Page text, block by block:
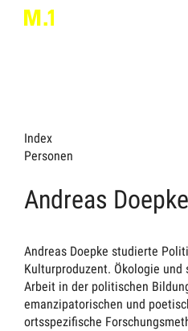
Index
Personen
Andreas Doepke
Andreas Doepke studierte
Kulturproduzent. Ökologie
Arbeit in der politischen
emanzipatorischen und
ortsspezifische